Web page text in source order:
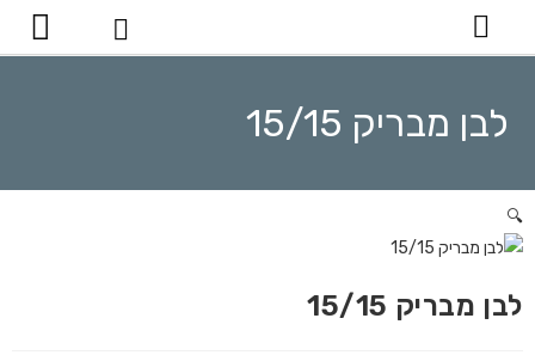
לבן מבריק 15/15
🔍
לבן מבריק 15/15